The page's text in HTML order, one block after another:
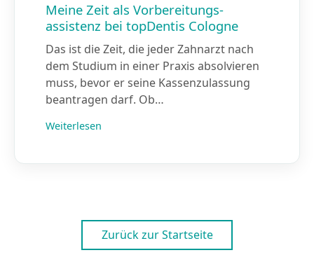
Meine Zeit als Vorbereitungs­
assistenz bei topDentis Cologne
Das ist die Zeit, die jeder Zahnarzt nach
dem Studium in einer Praxis absolvieren
muss, bevor er seine Kassenzulassung
beantragen darf. Ob…
Weiterlesen
Zurück zur Startseite